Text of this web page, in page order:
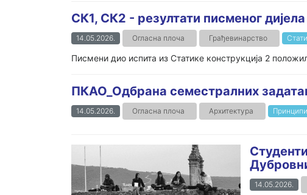
СК1, СК2 - резултати писменог
14.05.2026. Огласна плоча Грађевинарство
Писмени дио испита из Статике конструкција 2
ПКАО_Одбрана семестралних
14.05.2026. Огласна плоча Архитектура
14.05.2026.